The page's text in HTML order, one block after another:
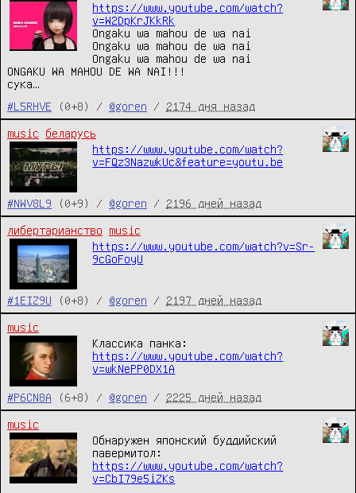
https://www.youtube.com/watch?
v=W2DpKrJKkRk
Ongaku wa mahou de wa nai
Ongaku wa mahou de wa nai
Ongaku wa mahou de wa nai
ONGAKU WA MAHOU DE WA NAI!!!
сука…
#L5RHVE
(0+8) / @goren / 2174 дня назад
music
беларусь
https://www.youtube.com/watch?
v=FQz3NazwkUc&feature=youtu.be
#NWV8L9 (0+9) / @goren / 2196 дней назад
либертарианство
music
https://www.youtube.com/watch?v=Sr-
9cGoFoyU
#1EIZ9U (0+8) / @goren / 2197 дней назад
music
Классика панка:
https://www.youtube.com/watch?
v=wkNePP0DX1A
#P6CN8A (6+8) / @goren / 2225 дней назад
music
Обнаружен японский буддийский
павермитол:
https://www.youtube.com/watch?
v=CbI79e5iZKs